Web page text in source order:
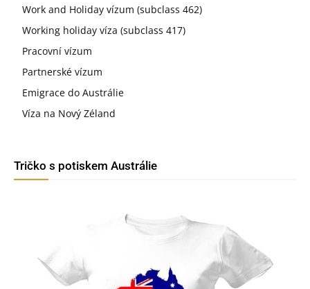
Work and Holiday vízum (subclass 462)
Working holiday víza (subclass 417)
Pracovní vízum
Partnerské vízum
Emigrace do Austrálie
Víza na Nový Zéland
Tričko s potiskem Austrálie